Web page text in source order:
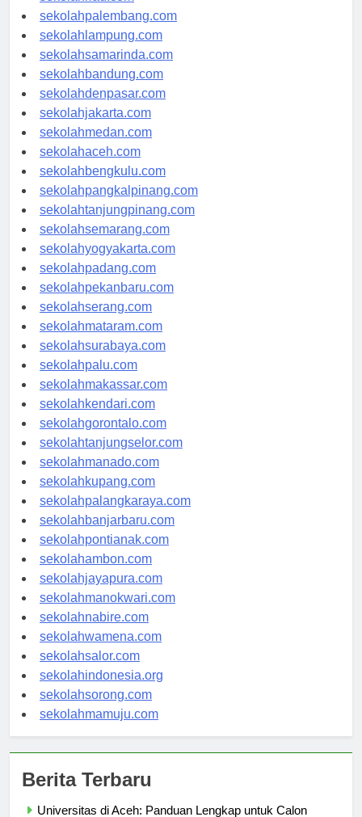
sekolahriau.com
sekolahpalembang.com
sekolahlampung.com
sekolahsamarinda.com
sekolahbandung.com
sekolahdenpasar.com
sekolahjakarta.com
sekolahmedan.com
sekolahaceh.com
sekolahbengkulu.com
sekolahpangkalpinang.com
sekolahtanjungpinang.com
sekolahsemarang.com
sekolahyogyakarta.com
sekolahpadang.com
sekolahpekanbaru.com
sekolahserang.com
sekolahmataram.com
sekolahsurabaya.com
sekolahpalu.com
sekolahmakassar.com
sekolahkendari.com
sekolahgorontalo.com
sekolahtanjungselor.com
sekolahmanado.com
sekolahkupang.com
sekolahpalangkaraya.com
sekolahbanjarbaru.com
sekolahpontianak.com
sekolahambon.com
sekolahjayapura.com
sekolahmanokwari.com
sekolahnabire.com
sekolahwamena.com
sekolahsalor.com
sekolahindonesia.org
sekolahsorong.com